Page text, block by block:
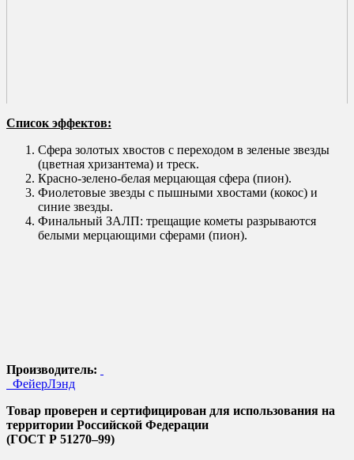
Список эффектов:
Сфера золотых хвостов с переходом в зеленые звезды
(цветная хризантема) и треск.
Красно-зелено-белая мерцающая сфера (пион).
Фиолетовые звезды с пышными хвостами (кокос) и
синие звезды.
Финальный ЗАЛП: трещащие кометы разрываются
белыми мерцающими сферами (пион).
Производитель:
ФейерЛэнд
Товар проверен и сертифицирован для использования на
территории Российской Федерации
(ГОСТ Р 51270–99)